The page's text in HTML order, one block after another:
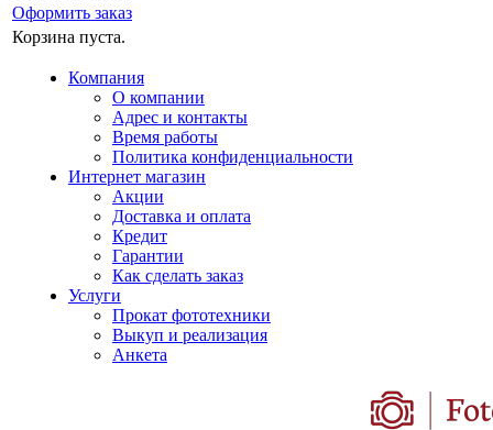
Оформить заказ
Корзина пуста.
Компания
О компании
Адрес и контакты
Время работы
Политика конфиденциальности
Интернет магазин
Акции
Доставка и оплата
Кредит
Гарантии
Как сделать заказ
Услуги
Прокат фототехники
Выкуп и реализация
Анкета